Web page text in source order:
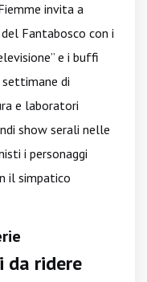
invita a
Fantabosco con i
e i buffi
settimane di
e laboratori
show serali nelle
i personaggi
il simpatico
da ridere